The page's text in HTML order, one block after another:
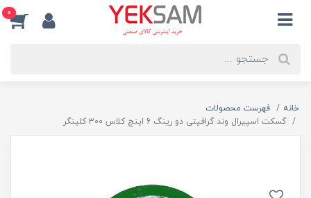
0
خانه
فهرست محصولات
گسکت اسپیرال وند گرافیتی دو رینگ 6 اینچ کلاس ۳۰۰ کلینگر